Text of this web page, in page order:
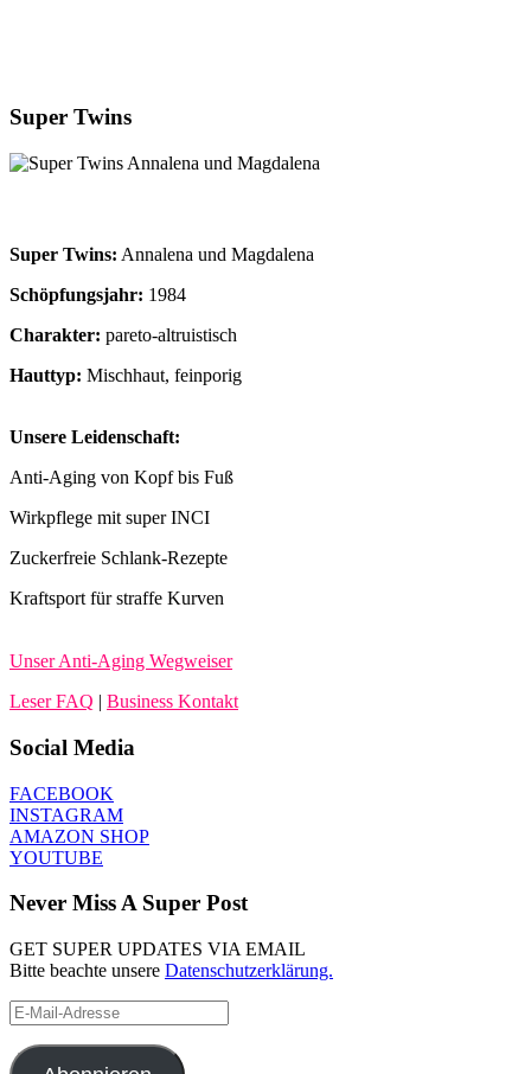
Super Twins
Super Twins: Annalena und Magdalena
Schöpfungsjahr: 1984
Charakter: pareto-altruistisch
Hauttyp: Mischhaut, feinporig
Unsere Leidenschaft:
Anti-Aging von Kopf bis Fuß
Wirkpflege mit super INCI
Zuckerfreie Schlank-Rezepte
Kraftsport für straffe Kurven
Unser Anti-Aging Wegweiser
Leser FAQ | Business Kontakt
Social Media
FACEBOOK
INSTAGRAM
AMAZON SHOP
YOUTUBE
Never Miss A Super Post
GET SUPER UPDATES VIA EMAIL
Bitte beachte unsere Datenschutzerklärung.
E-
Mail-
Adresse